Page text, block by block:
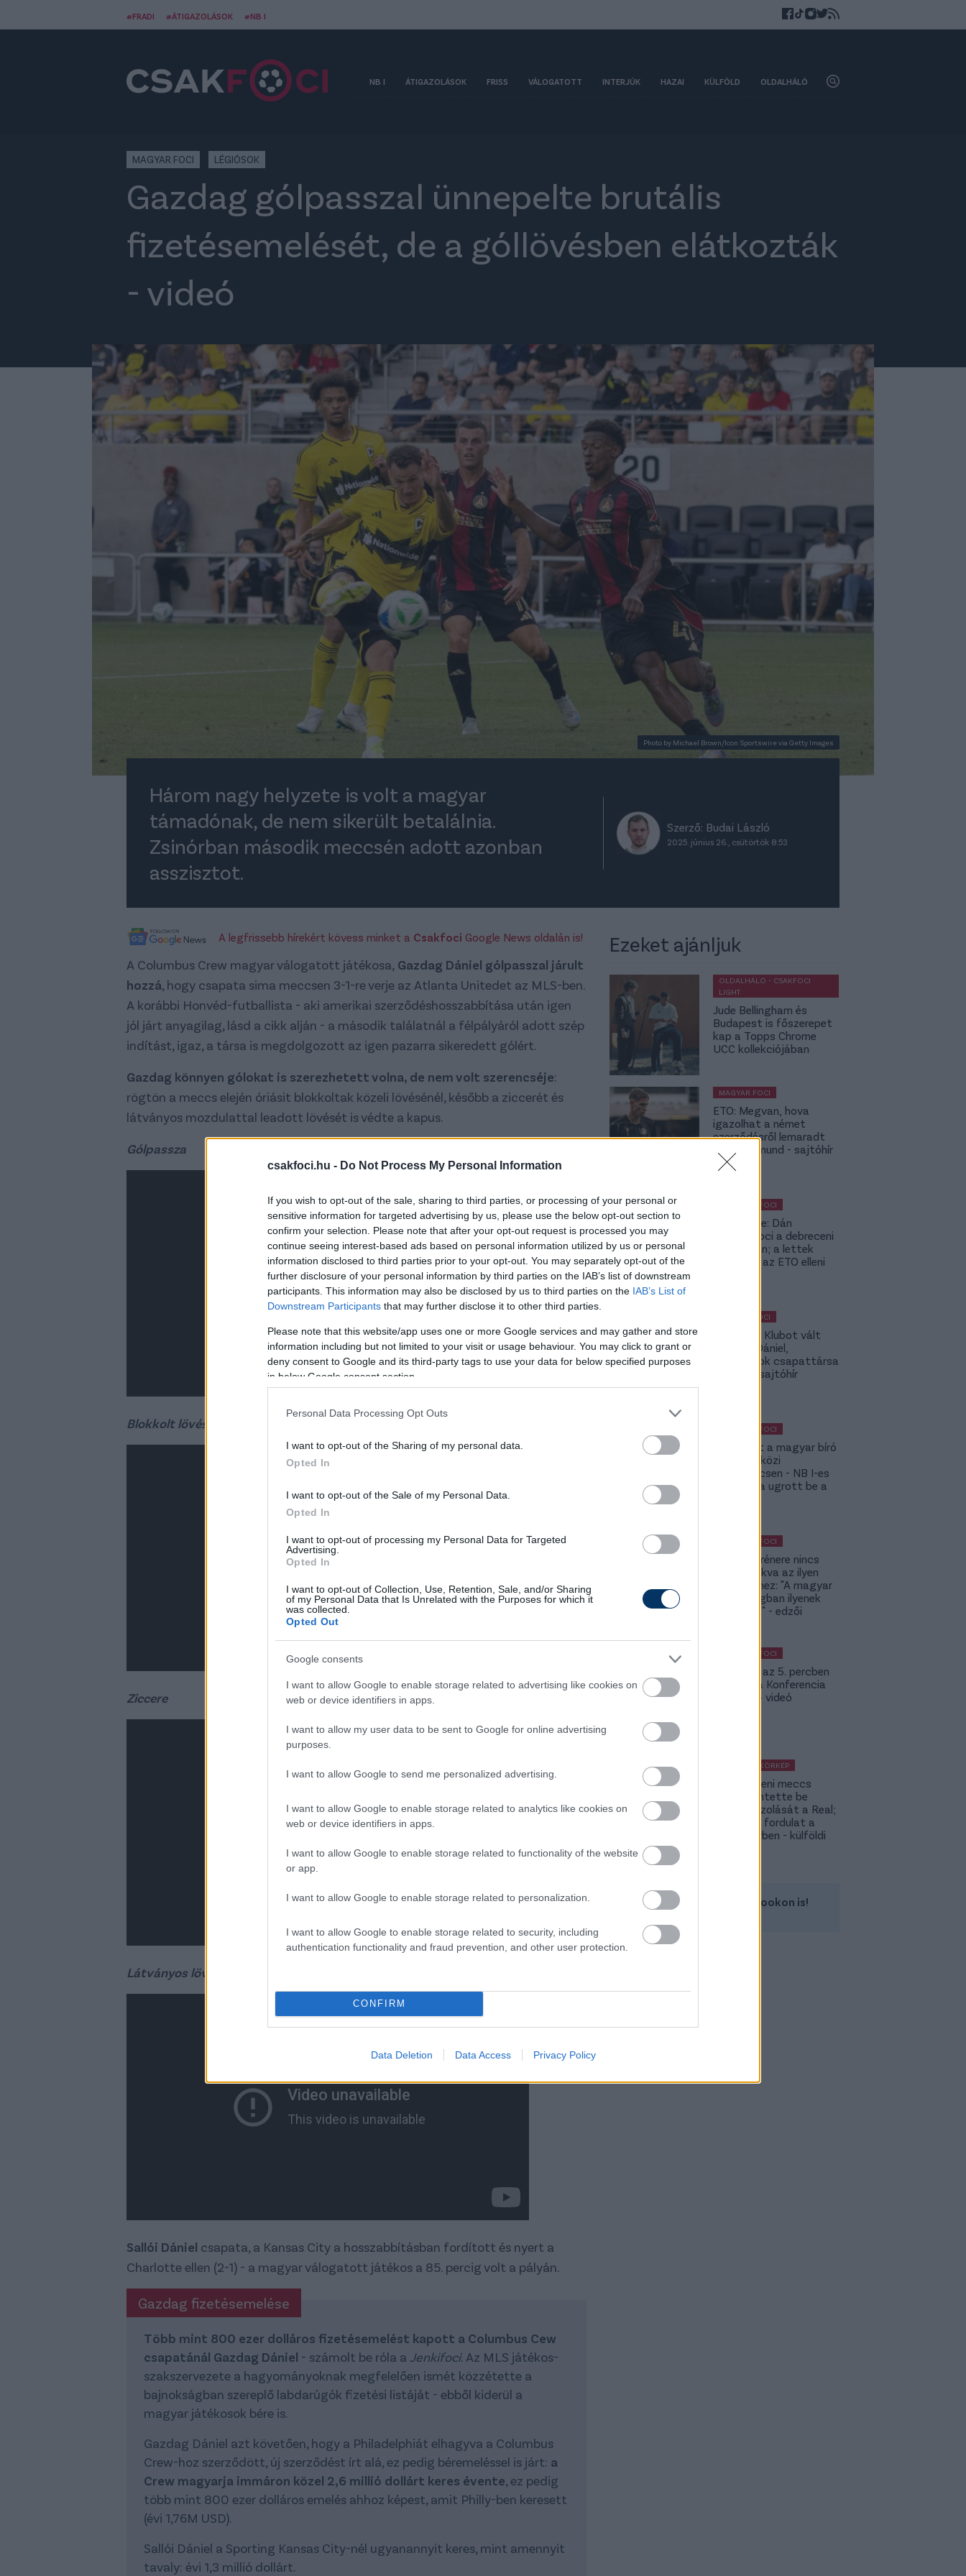
csakfoci.hu - Do Not Process My Personal Information
If you wish to opt-out of the sale, sharing to third parties, or processing of your personal or
sensitive information for targeted advertising by us, please use the below opt-out section to
confirm your selection. Please note that after your opt-out request is processed you may
continue seeing interest-based ads based on personal information utilized by us or personal
information disclosed to third parties prior to your opt-out. You may separately opt-out of the
further disclosure of your personal information by third parties on the IAB’s list of downstream
participants. This information may also be disclosed by us to third parties on the IAB’s List of
Downstream Participants that may further disclose it to other third parties.
Please note that this website/app uses one or more Google services and may gather and store
information including but not limited to your visit or usage behaviour. You may click to grant or
deny consent to Google and its third-party tags to use your data for below specified purposes
in below Google consent section.
Personal Data Processing Opt Outs
I want to opt-out of the Sharing of my personal data.
Opted In
I want to opt-out of the Sale of my Personal Data.
Opted In
I want to opt-out of processing my Personal Data for Targeted
Advertising.
Opted In
I want to opt-out of Collection, Use, Retention, Sale, and/or Sharing
of my Personal Data that Is Unrelated with the Purposes for which it
was collected.
Opted Out
Google consents
I want to allow Google to enable storage related to advertising like cookies on
web or device identifiers in apps.
I want to allow my user data to be sent to Google for online advertising
purposes.
I want to allow Google to send me personalized advertising.
I want to allow Google to enable storage related to analytics like cookies on
web or device identifiers in apps.
I want to allow Google to enable storage related to functionality of the website
or app.
I want to allow Google to enable storage related to personalization.
I want to allow Google to enable storage related to security, including
authentication functionality and fraud prevention, and other user protection.
CONFIRM
Data Deletion Data Access Privacy Policy
#FRADI #ÁTIGAZOLÁSOK #NB I
NB I ÁTIGAZOLÁSOK FRISS VÁLOGATOTT INTERJÚK HAZAI KÜLFÖLD OLDALHÁLÓ
MAGYAR FOCI LÉGIÓSOK
Gazdag gólpasszal ünnepelte brutális
fizetésemelését, de a góllövésben elátkozták
- videó
Photo by Michael Brown/Icon Sportswire via Getty Images
Három nagy helyzete is volt a magyar
támadónak, de nem sikerült betalálnia.
Zsinórban második meccsén adott azonban
asszisztot.
Szerző: Budai László
2025. június 26., csütörtök 8:53
A legfrissebb hírekért kövess minket a Csakfoci Google News oldalán is!
A Columbus Crew magyar válogatott játékosa, Gazdag Dániel gólpasszal járult
hozzá, hogy csapata sima meccsen 3-1-re verje az Atlanta Unitedet az MLS-ben.
A korábbi Honvéd-futballista - aki amerikai szerződéshosszabbítása után igen
jól járt anyagilag, lásd a cikk alján - a második találatnál a félpályáról adott szép
indítást, igaz, a társa is megdolgozott az igen pazarra sikeredett gólért.
Gazdag könnyen gólokat is szerezhetett volna, de nem volt szerencséje:
rögtön a meccs elején óriásit blokkoltak közeli lövésénél, később a ziccerét és
látványos mozdulattal leadott lövését is védte a kapus.
Gólpassza
Blokkolt lövése
Ziccere
Látványos lövése
Sallói Dániel csapata, a Kansas City a hosszabbításban fordított és nyert a
Charlotte ellen (2-1) - a magyar válogatott játékos a 85. percig volt a pályán.
Gazdag fizetésemelése
Több mint 800 ezer dolláros fizetésemelést kapott a Columbus Cew
csapatánál Gazdag Dániel - számolt be róla a Jenkifoci. Az MLS játékos-
szakszervezete a hagyományoknak megfelelően ismét közzétette a
bajnokságban szereplő labdarúgók fizetési listáját - ebből kiderül a
magyar játékosok bére is.
Gazdag Dániel azt követően, hogy a Philadelphiát elhagyva a Columbus
Crew-hoz szerződött, új szerződést írt alá, ez pedig béremeléssel is járt: a
Crew magyarja immáron közel 2,6 millió dollárt keres évente, ez pedig
több mint 800 ezer dolláros emelés ahhoz képest, amit Philly-ben keresett
(évi 1,76M USD).
Sallói Dániel a Sporting Kansas City-nél ugyanannyit keres, mint amennyit
tavaly: évi 1,3 millió dollárt.
Ezeket ajánljuk
OLDALHÁLÓ - CSAKFOCI
LIGHT
Jude Bellingham és
Budapest is főszerepet
kap a Topps Chrome
UCC kollekciójában
MAGYAR FOCI
ETO: Megvan, hova
igazolhat a német
szerződésről lemaradt
Tóth Rajmund - sajtóhír
KÜLFÖLDI FOCI
Lapszemle: Dán
szambafoci a debreceni
szaunában; a lettek
kevesellik az ETO elleni
MAGYAR FOCI
Légiósok: Klubot vált
Gazdag Dániel,
világbajnok csapattársa
is lehet - sajtóhír
KÜLFÖLDI FOCI
Megsérült a magyar bíró
a nemzetközi
kupameccsen - NB I-es
honfitársa ugrott be a
KÜLFÖLDI FOCI
A DVSC trénere nincs
hozzászokva az ilyen
meccsekhez: "A magyar
bajnokságban ilyenek
nincsenek" - edzői
KÜLFÖLDI FOCI
Bolla már az 5. percben
betalált a Konferencia
Ligában – videó
KÜLFÖLDI KÖRKÉP
A Fradi elleni meccs
előtt jelentette be
rekordigazolását a Real;
hatalmas fordulat a
Rodri-ügyben - külföldi
Kövess minket a Facebookon is!